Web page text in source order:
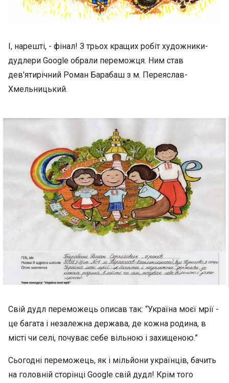
І, нарешті, - фінал! З трьох кращих робіт художники-
дудлери Goоgle обрали переможця. Ним став
дев'ятирічний Роман Барабаш з м. Переяслав-
Хмельницький.
Свій дудл переможець описав так: “Україна моєї мрії -
це багата і незалежна держава, де кожна родина, в
місті чи селі, почуває себе вільною і захищеною.”
Сьогодні переможець, як і мільйони українців, бачить
на головній сторінці Google свій дудл! Крім того